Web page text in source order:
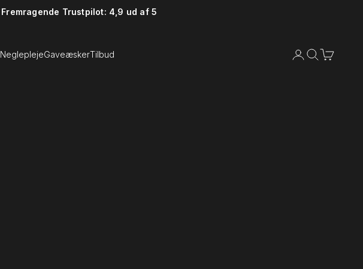
Fremragende Trustpilot: 4,9 ud af 5
NegleplejeGaveæskerTilbud Åbn kontoside
ÅbnÅbn